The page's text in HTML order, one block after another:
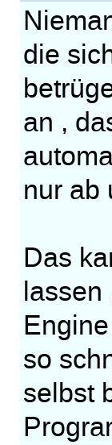
die
an ,
nur ab
Das
lassen
so
selbst